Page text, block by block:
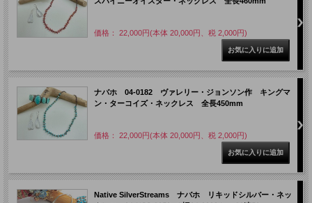
価格： 22,000円(本体 20,000円、税 2,000円)
ナバホ 04-0182 ヴァレリー・ジョンソン作 キングマ
ン・ターコイズ・ネックレス 全長450mm
価格： 22,000円(本体 20,000円、税 2,000円)
Native SilverStreams ナバホ リキッドシルバー・ネッ